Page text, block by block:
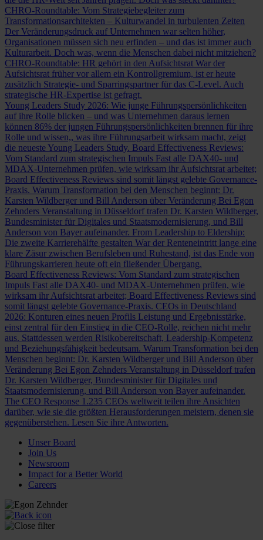
CHRO-Roundtable: Vom Strategiebegleiter zum
Transformationsarchitekten – Kulturwandel in turbulenten Zeiten
Der Veränderungsdruck auf Unternehmen war selten höher,
Organisationen müssen sich neu erfinden – und das ist immer auch
Kulturarbeit. Doch was, wenn die Menschen dabei nicht mitziehen?
CHRO-Roundtable: HR gehört in den Aufsichtsrat War der
Aufsichtsrat früher vor allem ein Kontrollgremium, ist er heute
zusätzlich Strategie- und Sparringspartner für das C-Level. Auch
strategische HR-Expertise ist gefragt.
Young Leaders Study 2026: Wie junge Führungspersönlichkeiten
auf ihre Rolle blicken – und was Unternehmen daraus lernen
können 86% der jungen Führungspersönlichkeiten brennen für ihre
Rolle und wissen,, was ihre Führungsarbeit wirksam macht, zeigt
die neueste Young Leaders Study. Board Effectiveness Reviews:
Vom Standard zum strategischen Impuls Fast alle DAX40- und
MDAX-Unternehmen prüfen, wie wirksam ihr Aufsichtsrat arbeitet;
Board Effectiveness Reviews sind somit längst gelebte Governance-
Praxis. Warum Transformation bei den Menschen beginnt: Dr.
Karsten Wildberger und Bill Anderson über Veränderung Bei Egon
Zehnders Veranstaltung in Düsseldorf trafen Dr. Karsten Wildberger,
Bundesminister für Digitales und Staatsmodernisierung, und Bill
Anderson von Bayer aufeinander. From Leadership to Eldership:
Die zweite Karrierehälfte gestalten War der Renteneintritt lange eine
klare Zäsur zwischen Berufsleben und Ruhestand, ist das Ende von
Führungskarrieren heute oft ein fließender Übergang.
Board Effectiveness Reviews: Vom Standard zum strategischen
Impuls Fast alle DAX40- und MDAX-Unternehmen prüfen, wie
wirksam ihr Aufsichtsrat arbeitet; Board Effectiveness Reviews sind
somit längst gelebte Governance-Praxis. CEOs in Deutschland
2026: Konturen eines neuen Profils Leistung und Ergebnisstärke,
einst zentral für den Einstieg in die CEO-Rolle, reichen nicht mehr
aus. Stattdessen werden Risikobereitschaft, Leadership-Kompetenz
und Beziehungsfähigkeit bedeutsam. Warum Transformation bei den
Menschen beginnt: Dr. Karsten Wildberger und Bill Anderson über
Veränderung Bei Egon Zehnders Veranstaltung in Düsseldorf trafen
Dr. Karsten Wildberger, Bundesminister für Digitales und
Staatsmodernisierung, und Bill Anderson von Bayer aufeinander.
The CEO Response 1.235 CEOs weltweit teilen ihre Ansichten
darüber, wie sie die größten Herausforderungen meistern, denen sie
gegenüberstehen. Lesen Sie ihre Antworten.
Unser Board
Join Us
Newsroom
Impact for a Better World
Careers